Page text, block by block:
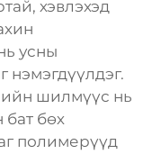
хэвлэхэд
усны
нэмэгдүүлдэг.
шилмүүс нь
бат бөх
полимерүүд